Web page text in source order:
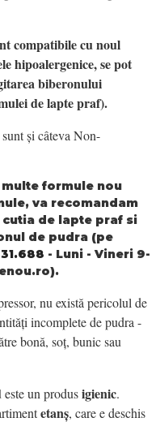
compatibile cu noul
hipoalergenice, se pot
biberonului
de lapte praf).
și câteva Non-
formule nou
va recomandam
de lapte praf si
de pudra (pe
- Luni - Vineri 9-
).
nu există pericolul de
incomplete de pudra -
bonă, soț, bunic sau
este un produsigienic.
etanș, care e deschis